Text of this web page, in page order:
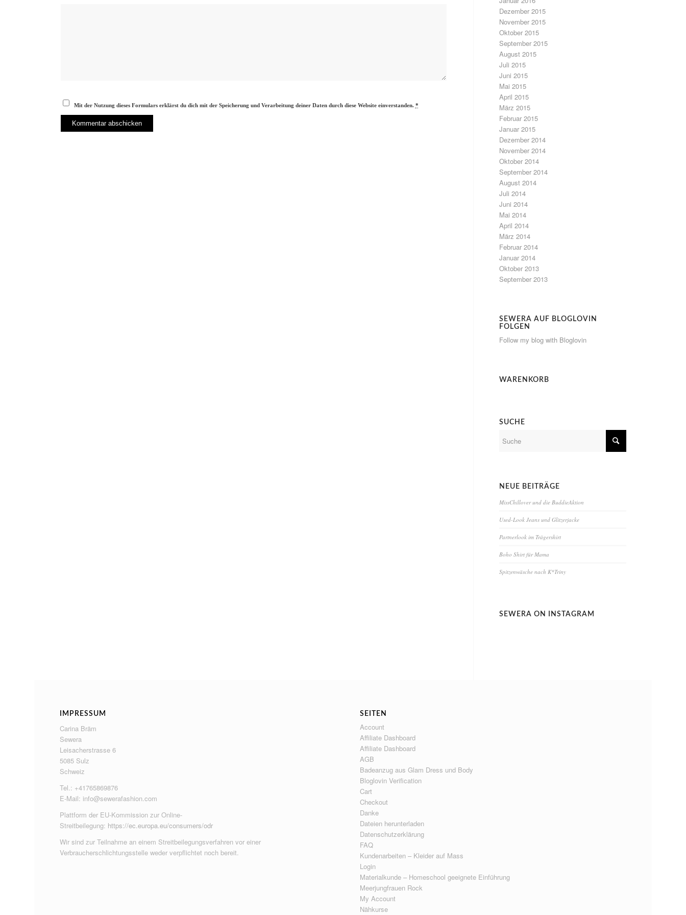
Mit der Nutzung dieses Formulars erklärst du dich mit der Speicherung und Verarbeitung deiner Daten durch diese Website einverstanden. *
Dezember 2015
November 2015
Oktober 2015
September 2015
August 2015
Juli 2015
Juni 2015
Mai 2015
April 2015
März 2015
Februar 2015
Januar 2015
Dezember 2014
November 2014
Oktober 2014
September 2014
August 2014
Juli 2014
Juni 2014
Mai 2014
April 2014
März 2014
Februar 2014
Januar 2014
Oktober 2013
September 2013
SEWERA AUF BLOGLOVIN
FOLGEN
Follow my blog with Bloglovin
WARENKORB
SUCHE
NEUE BEITRÄGE
MissChillover und die BuddieAktion
Used-Look Jeans und Glitzerjacke
Partnerlook im Trägershirt
Boho Shirt für Mama
Spitzenwäsche nach K*Triny
SEWERA ON INSTAGRAM
IMPRESSUM
Carina Bräm
Sewera
Leisacherstrasse 6
5085 Sulz
Schweiz
Tel.: +41765869876
E-Mail: info@sewerafashion.com
Plattform der EU-Kommission zur Online-
Streitbeilegung: https://ec.europa.eu/consumers/odr
Wir sind zur Teilnahme an einem Streitbeilegungsverfahren vor einer
Verbraucherschlichtungsstelle weder verpflichtet noch bereit.
SEITEN
Account
Affiliate Dashboard
Affiliate Dashboard
AGB
Badeanzug aus Glam Dress und Body
Bloglovin Verification
Cart
Checkout
Danke
Dateien herunterladen
Datenschutzerklärung
FAQ
Kundenarbeiten – Kleider auf Mass
Login
Materialkunde – Homeschool geeignete Einführung
Meerjungfrauen Rock
My Account
Nähkurse